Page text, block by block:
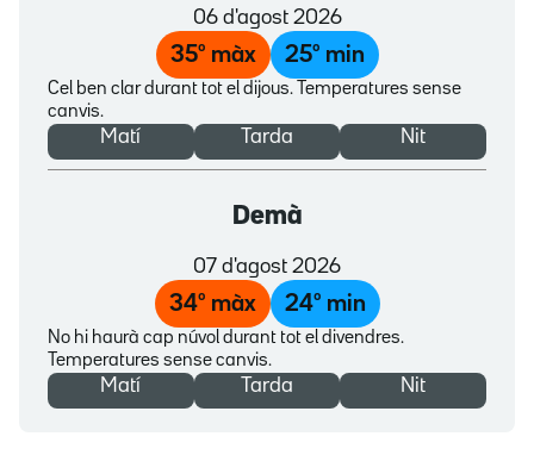
06 d'agost 2026
35º màx 25º min
Cel ben clar durant tot el dijous. Temperatures sense
canvis.
Matí Tarda Nit
Demà
07 d'agost 2026
34º màx 24º min
No hi haurà cap núvol durant tot el divendres.
Temperatures sense canvis.
Matí Tarda Nit